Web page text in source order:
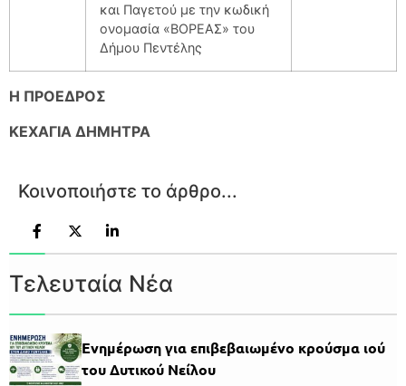
και Παγετού με την κωδική
ονομασία «ΒΟΡΕΑΣ» του
Δήμου Πεντέλης
Η ΠΡΟΕΔΡΟΣ
ΚΕΧΑΓΙΑ ΔΗΜΗΤΡΑ
Κοινοποιήστε το άρθρο...
Τελευταία Νέα
Ενημέρωση για επιβεβαιωμένο κρούσμα ιού
του Δυτικού Νείλου